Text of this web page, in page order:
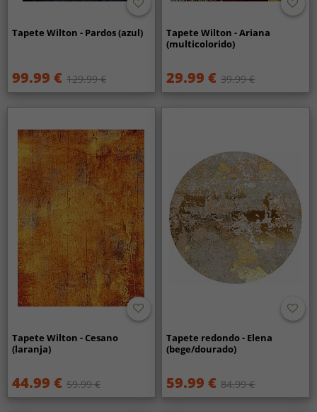
Tapete Wilton - Pardos (azul)
99.99 € 129.99 €
Tapete Wilton - Ariana
(multicolorido)
29.99 € 39.99 €
Tapete Wilton - Cesano
(laranja)
44.99 € 59.99 €
Tapete redondo - Elena
(bege/dourado)
59.99 € 84.99 €